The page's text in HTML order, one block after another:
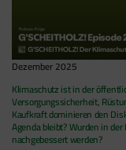
Dezember 2025
Klimaschutz ist in der
Versorgungssicherheit,
Kaufkraft dominieren den
Agenda bleibt? Wurden in
nachgebessert werden?